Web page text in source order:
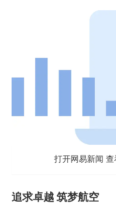
打开网易新闻
追求卓越 筑梦航空